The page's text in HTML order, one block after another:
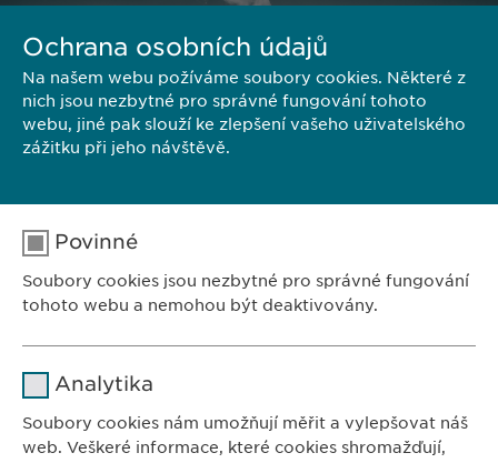
102 00 Praha 10
Česká republika
Ochrana osobních údajů
Na našem webu požíváme soubory cookies. Některé z
nich jsou nezbytné pro správné fungování tohoto
webu, jiné pak slouží ke zlepšení vašeho uživatelského
zážitku při jeho návštěvě.
Povinné
Soubory cookies jsou nezbytné pro správné fungování
tohoto webu a nemohou být deaktivovány.
Analytika
Soubory cookies nám umožňují měřit a vylepšovat náš
web. Veškeré informace, které cookies shromažďují,